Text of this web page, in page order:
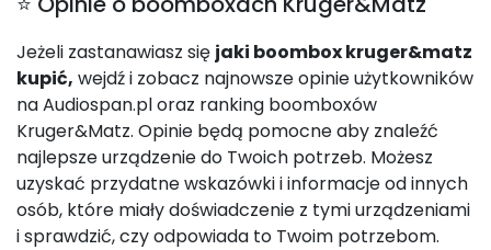
Jeżeli zastanawiasz się jaki boombox kruger&matz
kupić, wejdź i zobacz najnowsze opinie użytkowników
na Audiospan.pl oraz ranking boomboxów
Kruger&Matz. Opinie będą pomocne aby znaleźć
najlepsze urządzenie do Twoich potrzeb. Możesz
uzyskać przydatne wskazówki i informacje od innych
osób, które miały doświadczenie z tymi urządzeniami
i sprawdzić, czy odpowiada to Twoim potrzebom.